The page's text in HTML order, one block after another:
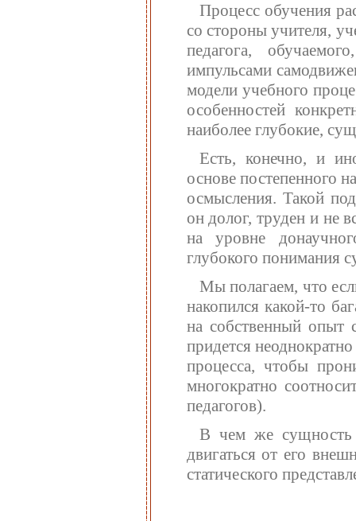
Процесс обучения
со стороны учителя,
педагога,
импульсами
модели учебного
особенностей
наиболее глубокие,
Есть, конечно, и
основе постепенного
осмысления. Такой
он долог, труден и не
на уровне
глубокого понимания
Мы полагаем, что
накопился какой-то
на собственный опыт
придется
процесса, чтобы
многократно
педагогов).
В чем же сущность
двигаться от его
статического